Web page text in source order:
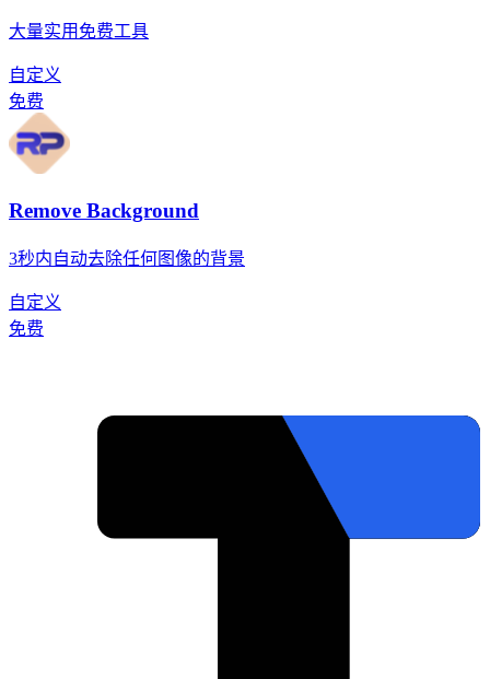
大量实用免费工具
自定义
免费
Remove Background
3秒内自动去除任何图像的背景
自定义
免费